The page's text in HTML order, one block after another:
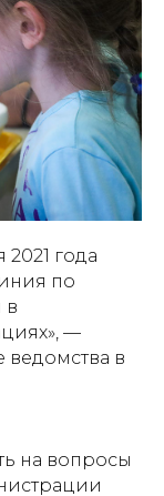
2021 года
по
в
—
ведомства в
на вопросы